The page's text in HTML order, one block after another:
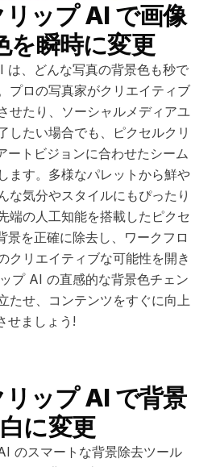
ップ AI で画像
を瞬時に変更
は、どんな写真の背景色も秒で
プロの写真家がクリエイティブ
せたり、ソーシャルメディアユ
したい場合でも、ピクセルクリ
ートビジョンに合わせたシーム
ます。多様なパレットから鮮や
な気分やスタイルにもぴったり
端の人工知能を搭載したピクセ
景を正確に除去し、ワークフロ
クリエイティブな可能性を開き
プ AI の直感的な背景色チェン
たせ、コンテンツをすぐに向上
せましょう!
ップ AI で背景
に変更
のスマートな背景除去ツール